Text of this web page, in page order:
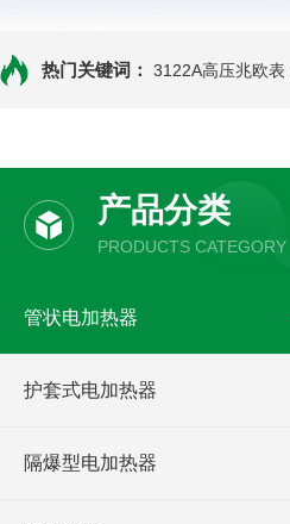
热门关键词： 3122A高压兆欧表
产品分类
PRODUCTS CATEGORY
管状电加热器
护套式电加热器
隔爆型电加热器